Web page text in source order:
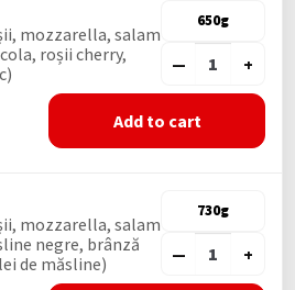
mozzarella, salam
roșii cherry,
650g
— +
Add to cart
mozzarella, salam
negre, brânză
de măsline)
730g
— +